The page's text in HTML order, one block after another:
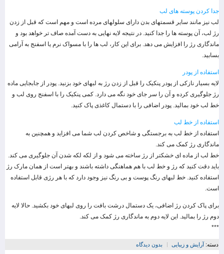
جدا کردن پوسته های لب
لب نیز مانند سایر قسمتهای بدن دارای سلولهای مرده است و مهم است که قبل از زدن
رژ لب، آن پوسته ها را جدا کنید. در نتیجه لایه نهایی به دست آمده صاف تر خواهد بود و
ماندگاری رژ را افزایش می دهد. برای این کار، لب ها را با مسواک نرم یا اسفنج به آرامی
بسابید.
استفاده از پودر
لایه بسیار نازکی از پودر پنکیک را قبل از زدن رژ به لبهای خود بزنید. پودر از جابجایی ماده
رژ جلوگیری کرده و آن را سر جای خود نگه می دارد. کمی پنکیک را با اسفنج روی لب و
خط لب خود بمالید. پودر اضافی را با دستمال کاغذی پاک کنید.
استفاده از خط لب
استفاده از خط لب به برجستگی و شاخص کردن لب شما می افزاید و همچنین به
ماندگاری رژ کمک می کند.
خط لب از ماده ای خشکتر از رژ ساخته می شود و از لکه لکه شدن آن جلوگیری می کند.
باید دقت کنید که رژ و خط لب با هم هماهنگی داشته باشند و بهتر است از همان مارک رژ
استفاده کنید. خط لبهای رنگ پوست و بی رنگ نیز وجود دارد که با هر رژی قابل استفاده
است.
برای پاک کردن رژ اضافی، یک دستمال درشت بافت را روی لبهای خود بکشید. حالا لایه
دوم رژ را بمالید. این لایه دوم به ماندگاری رژ کمک می کند.
***
دسته: آرایش و زیبایی بدون دیدگاه